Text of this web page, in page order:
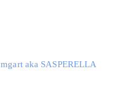
aka SASPERELLA